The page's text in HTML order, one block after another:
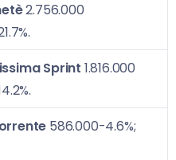
2.756.000
Sprint 1.816.000
586.000-4.6%;